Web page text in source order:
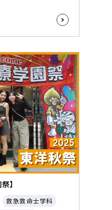
】
救急救命士学科